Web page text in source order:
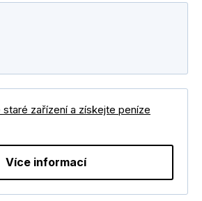
zařízení a získejte peníze
Více informací